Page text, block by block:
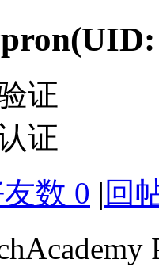
(UID:
证
证
数 0 | 回